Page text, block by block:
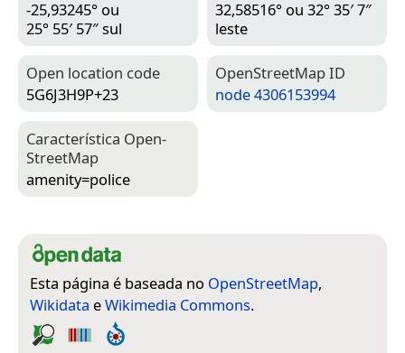
-25,93245° ou
25° 55′ 57″ sul
32,58516° ou 32° 35′ 7″
leste
Open location code
5G6J3H9P+23
Open­Street­Map ID
node 4306153994
Característica Open­
Street­Map
amenity=­police
Esta página é baseada no OpenStreetMap,
Wikidata eWikimedia Commons.